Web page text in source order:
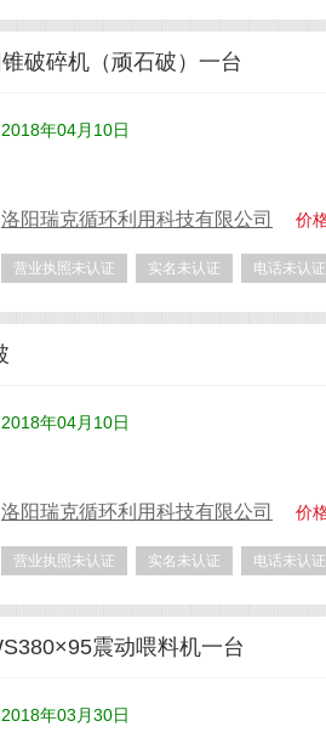
破碎机（顽石破）一台
2018年04月10日
洛阳瑞克循环利用科技有限公司 价
营业执照未认证 实名未认证 电话未认证
2018年04月10日
洛阳瑞克循环利用科技有限公司 价
营业执照未认证 实名未认证 电话未认证
震动喂料机一台
2018年03月30日